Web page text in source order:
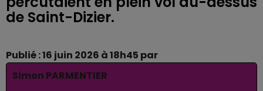
de Saint-Dizier.
Publié : 16 juin 2026 à 18h45 par
Simon PARMENTIER